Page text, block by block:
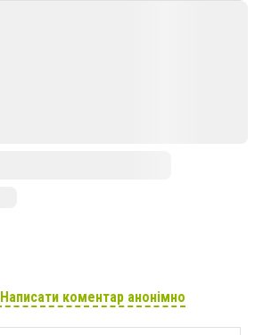
Написати коментар анонімно